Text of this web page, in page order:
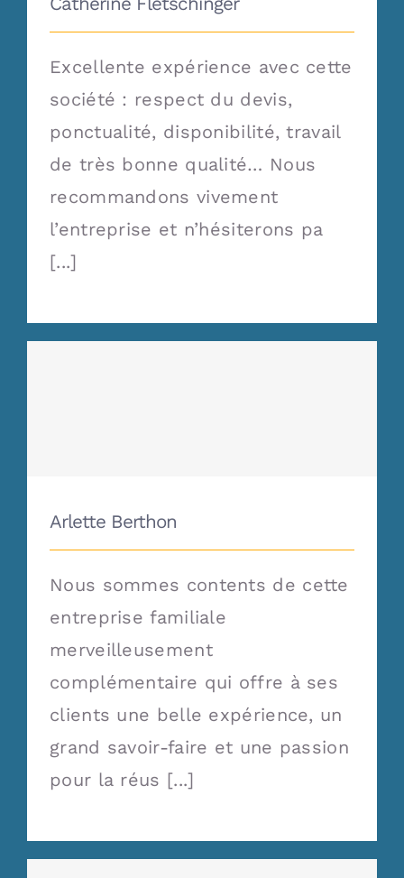
Excellente expérience avec cette
société : respect du devis,
ponctualité, disponibilité, travail
de très bonne qualité… Nous
recommandons vivement
l’entreprise et n’hésiterons pa
[...]
Arlette Berthon
Nous sommes contents de cette
entreprise familiale
merveilleusement
complémentaire qui offre à ses
clients une belle expérience, un
grand savoir-faire et une passion
pour la réus [...]